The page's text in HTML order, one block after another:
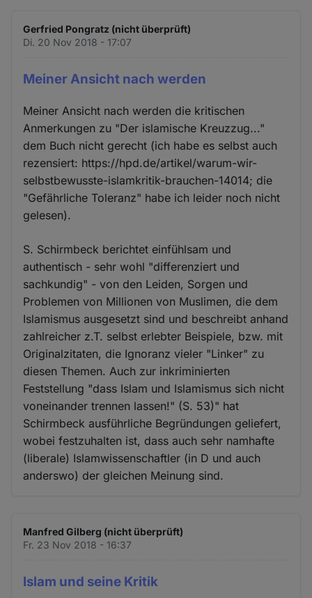
Gerfried Pongratz (nicht überprüft)
Di. 20 Nov 2018 - 17:07
Meiner Ansicht nach werden
Meiner Ansicht nach werden die kritischen
Anmerkungen zu "Der islamische Kreuzzug..."
dem Buch nicht gerecht (ich habe es selbst auch
rezensiert: https://hpd.de/artikel/warum-wir-
selbstbewusste-islamkritik-brauchen-14014; die
"Gefährliche Toleranz" habe ich leider noch nicht
gelesen).
S. Schirmbeck berichtet einfühlsam und
authentisch - sehr wohl "differenziert und
sachkundig" - von den Leiden, Sorgen und
Problemen von Millionen von Muslimen, die dem
Islamismus ausgesetzt sind und beschreibt anhand
zahlreicher z.T. selbst erlebter Beispiele, bzw. mit
Originalzitaten, die Ignoranz vieler "Linker" zu
diesen Themen. Auch zur inkriminierten
Feststellung "dass Islam und Islamismus sich nicht
voneinander trennen lassen!" (S. 53)" hat
Schirmbeck ausführliche Begründungen geliefert,
wobei festzuhalten ist, dass auch sehr namhafte
(liberale) Islamwissenschaftler (in D und auch
anderswo) der gleichen Meinung sind.
Manfred Gilberg (nicht überprüft)
Fr. 23 Nov 2018 - 16:37
Islam und seine Kritik